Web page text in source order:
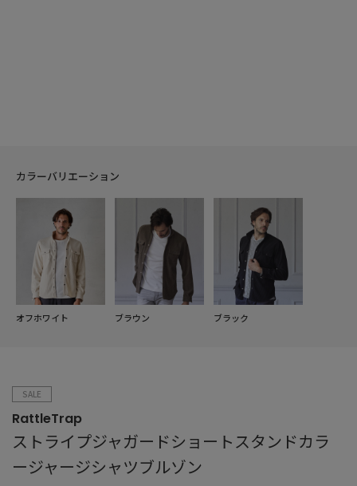
カラーバリエーション
オフホワイト ブラウン ブラック
SALE
RattleTrap
ストライプジャガードショートスタンドカラ
ージャージシャツブルゾン